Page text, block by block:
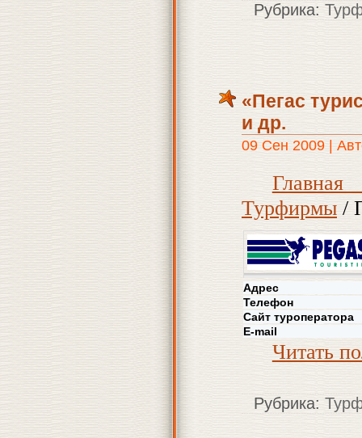
Рубрика:
«Пегас
и др.
09 Сен 2009 |
Турфирмы /
Адрес
Телефон
Сайт туроператора
E-mail
Читать
Рубрика: